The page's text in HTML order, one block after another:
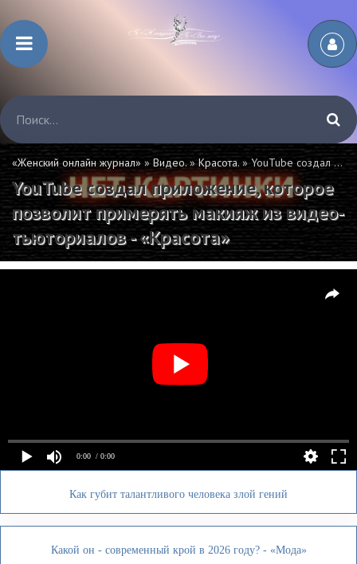
«Женский онлайн журнал» » Видео. »Красота. » YouTube создал приложение, которое позволит примерять макияж из видео-тьюториалов - «Красота»
YouTube создал приложение, которое
позволит примерять макияж из видео-
тьюториалов - «Красота»
0:00 / 0:00
Как губит талантливого человека злой гений
Какой он - современный крой в 2026 году? - «Мода»